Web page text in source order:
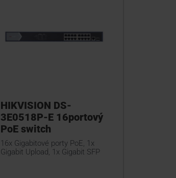
HIKVISION DS-
3E0518P-E 16portový
PoE switch
16x Gigabitové porty PoE, 1x
Gigabit Upload, 1x Gigabit SFP